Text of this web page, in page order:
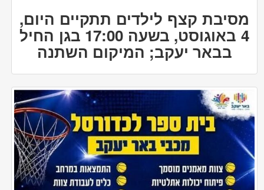
מסיבת קצף לילדים תתקיים היום,
4 באוגוסט, בשעה 17:00 בגן החיל
בבאר יעקב; המיקום השתנה